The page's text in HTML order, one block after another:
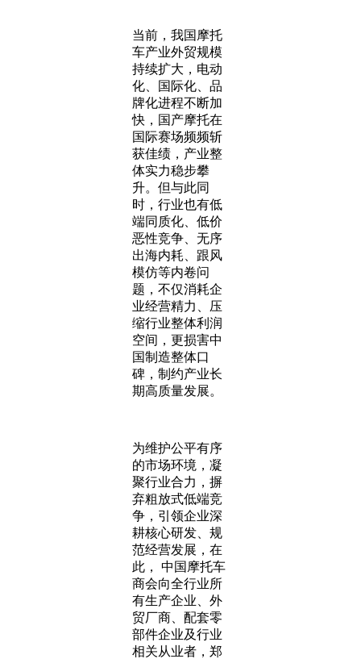
当前，我国摩托
车产业外贸规模
持续扩大，电动
化、国际化、品
牌化进程不断加
快，国产摩托在
国际赛场频频斩
获佳绩，产业整
体实力稳步攀
升。但与此同
时，行业也有低
端同质化、低价
恶性竞争、无序
出海内耗、跟风
模仿等内卷问
题，不仅消耗企
业经营精力、压
缩行业整体利润
空间，更损害中
国制造整体口
碑，制约产业长
期高质量发展。
为维护公平有序
的市场环境，凝
聚行业合力，摒
弃粗放式低端竞
争，引领企业深
耕核心研发、规
范经营发展，在
此， 中国摩托车
商会向全行业所
有生产企业、外
贸厂商、配套零
部件企业及行业
相关从业者，郑